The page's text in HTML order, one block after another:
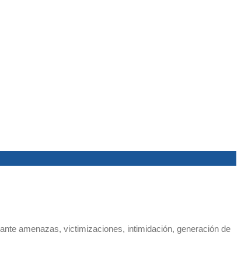
amenazas, victimizaciones, intimidación, generación de